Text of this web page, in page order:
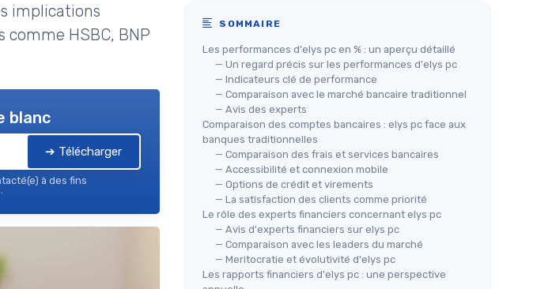
implications
HSBC, BNP
blanc
➔ Télécharger
à des fins
SOMMAIRE
Les performances d'elys pc en % : un aperçu détaillé
— Un regard précis sur les performances d'elys pc
— Indicateurs clé de performance
— Comparaison avec le marché bancaire traditionnel
— Avis des experts
Comparaison des comptes bancaires : elys pc face aux
banques traditionnelles
— Comparaison des frais et services bancaires
— Accessibilité et connexion mobile
— Options de crédit et virements
— La satisfaction des clients comme priorité
Le rôle des experts financiers concernant elys pc
— Avis d'experts financiers sur elys pc
— Comparaison avec les leaders du marché
— Meritocratie et évolutivité d'elys pc
Les rapports financiers d'elys pc : une perspective